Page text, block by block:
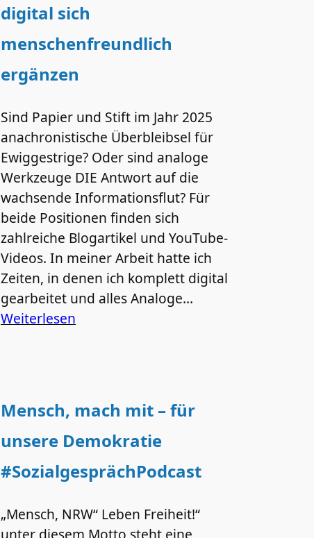
digital sich
menschenfreundlich
ergänzen
Sind Papier und Stift im Jahr 2025
anachronistische Überbleibsel für
Ewiggestrige? Oder sind analoge
Werkzeuge DIE Antwort auf die
wachsende Informationsflut? Für
beide Positionen finden sich
zahlreiche Blogartikel und YouTube-
Videos. In meiner Arbeit hatte ich
Zeiten, in denen ich komplett digital
gearbeitet und alles Analoge…
Weiterlesen
Mensch, mach mit – für
unsere Demokratie
#SozialgesprächPodcast
„Mensch, NRW“ Leben Freiheit!“
unter diesem Motto steht eine